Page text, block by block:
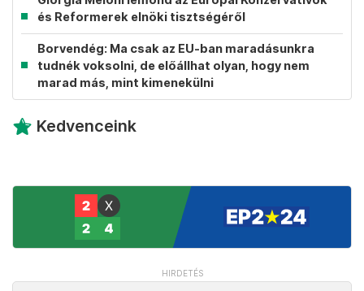
és Reformerek elnöki tisztségéről
Borvendég: Ma csak az EU-ban maradásunkra
tudnék voksolni, de előállhat olyan, hogy nem
marad más, mint kimenekülni
Kedvenceink